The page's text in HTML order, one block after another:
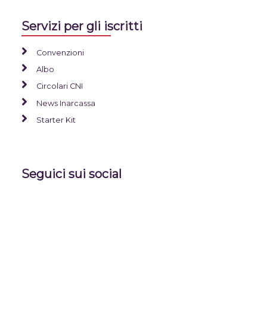
Servizi per gli iscritti
Convenzioni
Albo
Circolari CNI
News Inarcassa
Starter Kit
Seguici sui social